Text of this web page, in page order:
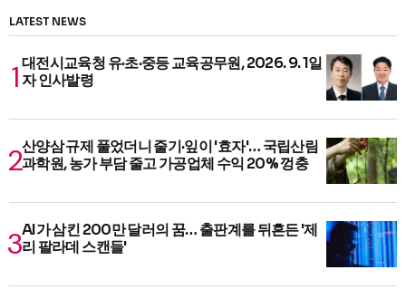
LATEST NEWS
대전시교육청 유·초·중등 교육공무원, 2026. 9. 1일
자 인사발령
산양삼 규제 풀었더니 줄기·잎이 '효자'… 국립산림
과학원, 농가 부담 줄고 가공업체 수익 20% 껑충
AI가 삼킨 200만 달러의 꿈… 출판계를 뒤흔든 '제
리 팔라데 스캔들'